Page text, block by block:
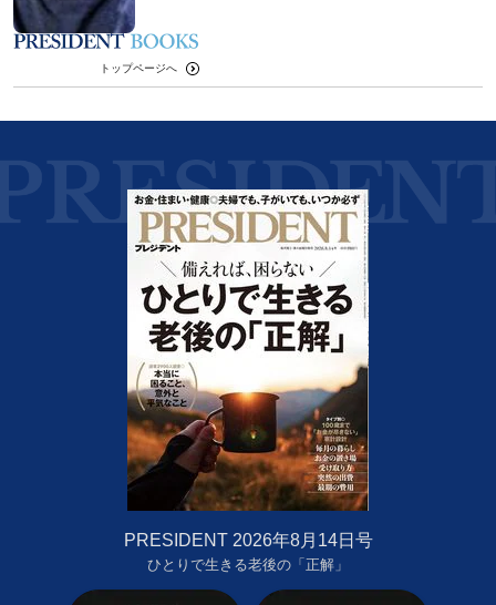
トップページへ
PRESIDENT 2026年8月14日号
ひとりで生きる老後の「正解」